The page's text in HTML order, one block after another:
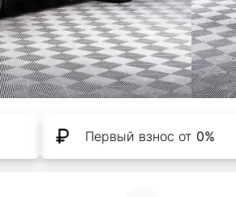
Первый взнос от 0%